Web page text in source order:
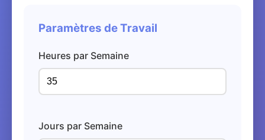
Paramètres de Travail
Heures par Semaine
Jours par Semaine